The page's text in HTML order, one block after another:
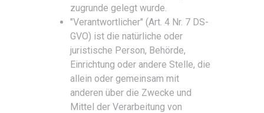
zugrunde gelegt wurde.
"Verantwortlicher" (Art. 4 Nr. 7 DS-
GVO) ist die natürliche oder
juristische Person, Behörde,
Einrichtung oder andere Stelle, die
allein oder gemeinsam mit
anderen über die Zwecke und
Mittel der Verarbeitung von